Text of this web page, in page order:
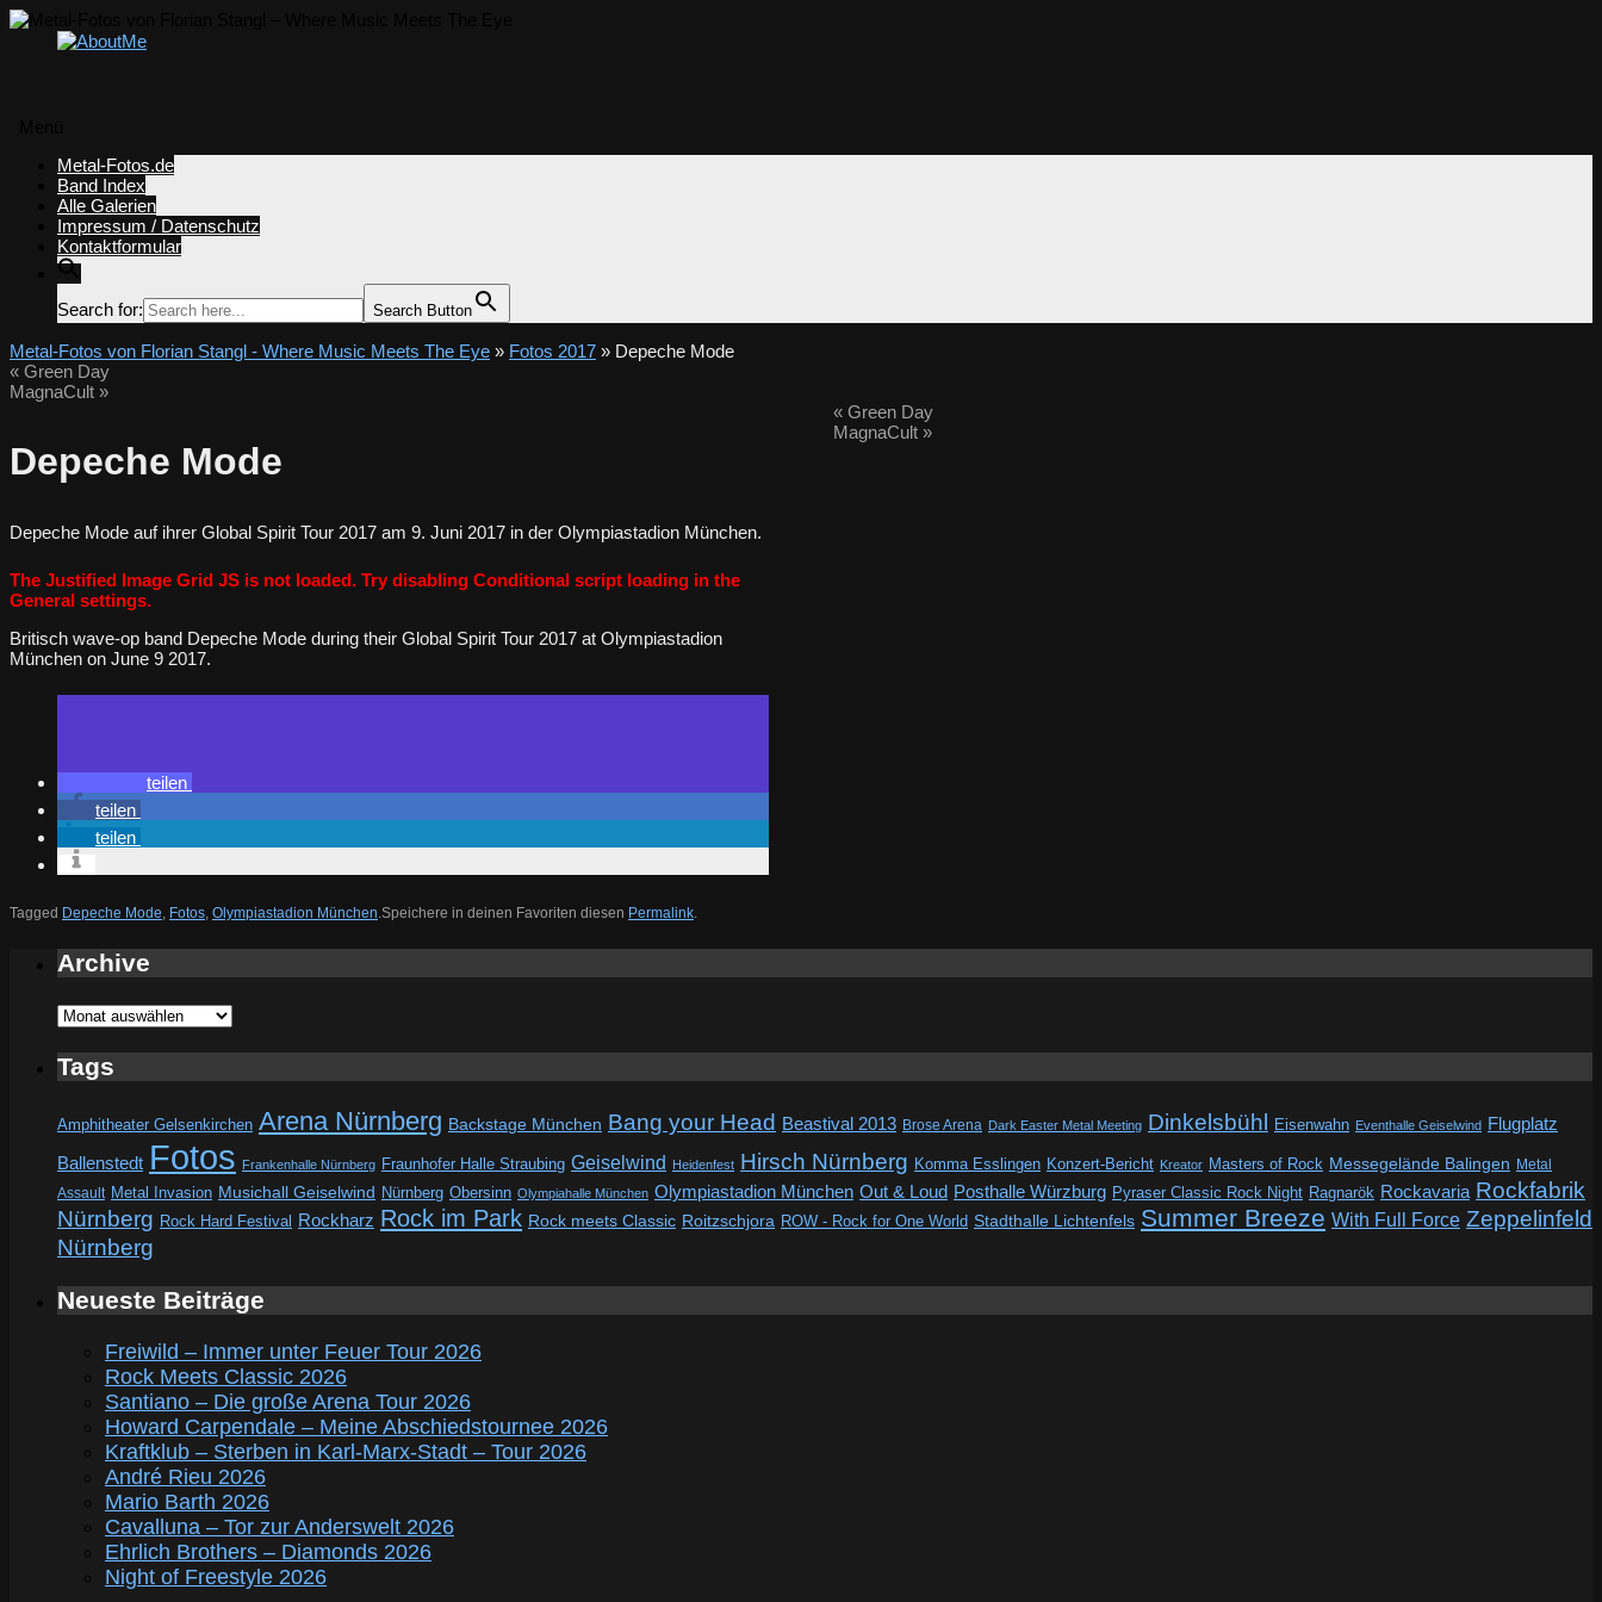
springen
Metal-Fotos.de
Band Index
Alle Galerien
Impressum / Datenschutz
Kontaktformular
Search for: Search Button
Metal-Fotos von Florian Stangl - Where Music Meets The Eye » Fotos 2017 » Depeche Mode
« Green Day
MagnaCult »
Depeche Mode
Depeche Mode auf ihrer Global Spirit Tour 2017 am 9. Juni 2017 in der Olympiastadion München.
The Justified Image Grid JS is not loaded. Try disabling Conditional script loading in the
General settings.
Britisch wave-op band Depeche Mode during their Global Spirit Tour 2017 at Olympiastadion
München on June 9 2017.
teilen
teilen
teilen
Tagged Depeche Mode Fotos Olympiastadion München Speichere in deinen Favoriten diesen Permalink
«Green Day
MagnaCult »
Archive
Archive
Tags
Amphitheater Gelsenkirchen Arena Nürnberg Backstage München Bang your Head Beastival 2013 Brose Arena Dark Easter Metal Meeting Dinkelsbühl Eisenwahn Eventhalle Geiselwind Flugplatz
Ballenstedt Fotos Frankenhalle Nürnberg Fraunhofer Halle Straubing Geiselwind Heidenfest Hirsch Nürnberg Komma Esslingen Konzert-Bericht Kreator Masters of Rock Messegelände Balingen Metal
Assault Metal Invasion Musichall Geiselwind Nürnberg Obersinn Olympiahalle München Olympiastadion München Out & Loud Posthalle Würzburg Pyraser Classic Rock Night Ragnarök Rockavaria Rockfabrik
Nürnberg Rock Hard Festival Rockharz Rock im Park Rock meets Classic Roitzschjora ROW - Rock for One World Stadthalle Lichtenfels Summer Breeze With Full Force Zeppelinfeld
Nürnberg
Neueste Beiträge
Freiwild – Immer unter Feuer Tour 2026
Rock Meets Classic 2026
Santiano – Die große Arena Tour 2026
Howard Carpendale – Meine Abschiedstournee 2026
Kraftklub – Sterben in Karl-Marx-Stadt – Tour 2026
André Rieu 2026
Mario Barth 2026
Cavalluna – Tor zur Anderswelt 2026
Ehrlich Brothers – Diamonds 2026
Night of Freestyle 2026